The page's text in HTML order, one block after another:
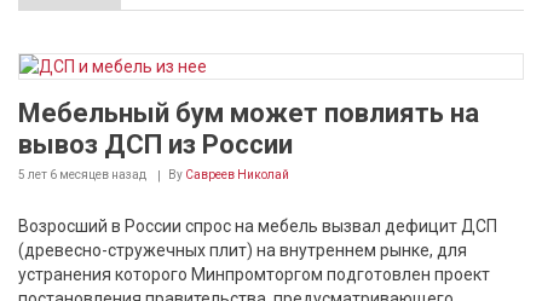
Мебельный бум может повлиять на
вывоз ДСП из России
5 лет 6 месяцев назад By Савреев Николай
Возросший в России спрос на мебель вызвал дефицит ДСП
(древесно-стружечных плит) на внутреннем рынке, для
устранения которого Минпромторгом подготовлен проект